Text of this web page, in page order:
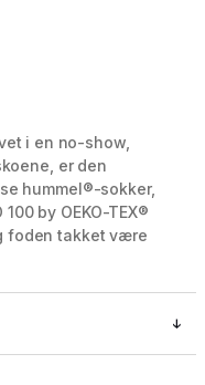
i en no-show,
er den
hummel®-sokker,
by OEKO-TEX®
foden takket være